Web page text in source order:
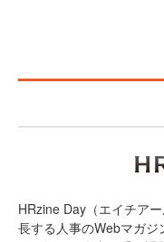
HRzine Day（エイチア
長する人事のWebマガ